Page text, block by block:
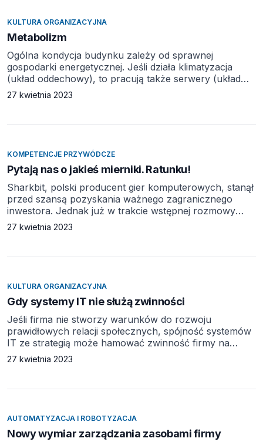
i Finlandii. Zbadaliśmy kilka sektorów: finansowy,
KULTURA ORGANIZACYJNA
Metabolizm
Ogólna kondycja budynku zależy od sprawnej
gospodarki energetycznej. Jeśli działa klimatyzacja
(układ oddechowy), to pracują także serwery (układ
krwionośny). Gdyby jednak system nerwowy (subtelna
pracowników mogłyby okazać się bezużyteczne. Ten
odpowiedzialna za jego funkcjonowanie to facility
27 kwietnia 2023
KOMPETENCJE PRZYWÓDCZE
Pytają nas o jakieś mierniki. Ratunku!
Sharkbit, polski producent gier komputerowych, stanął
przed szansą pozyskania ważnego zagranicznego
inwestora. Jednak już w trakcie wstępnej rozmowy
z potencjalnym partnerem menedżerowie firmy zdali
efektywności swojej firmy. Prezes firmy Sharkbit
stanowisk i z pasją pokonywał kolejny etap […]
27 kwietnia 2023
KULTURA ORGANIZACYJNA
Gdy systemy IT nie służą zwinności
Jeśli firma nie stworzy warunków do rozwoju
prawidłowych relacji społecznych, spójność systemów
IT ze strategią może hamować zwinność firmy na
dynamicznych rynkach. Presja cenowa w następstwie
Chongqing Qianwei Science & Technology Group
korporacja skupiała uwagę na dywersyfikacji linii
27 kwietnia 2023
AUTOMATYZACJA I ROBOTYZACJA
Nowy wymiar zarządzania zasobami firmy